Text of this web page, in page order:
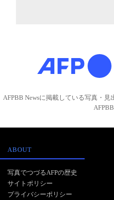
AFPBB Newsに掲載している写真・
ABOUT
写真でつづるAFPの歴史
サイトポリシー
プライバシーポリシー